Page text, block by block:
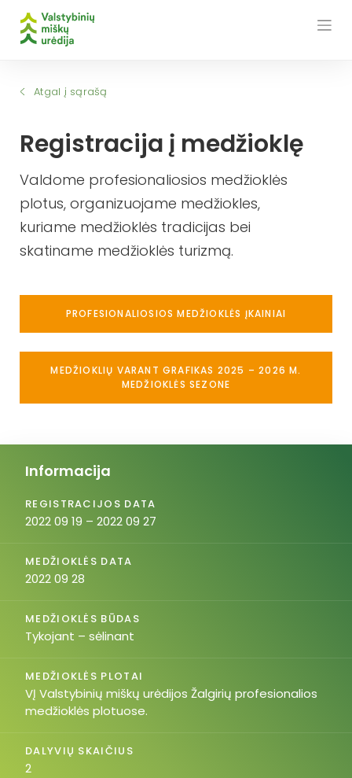
Atgal į sąrašą
Registracija į medžioklę
Valdome profesionaliosios medžioklės
plotus, organizuojame medžiokles,
kuriame medžioklės tradicijas bei
skatiname medžioklės turizmą.
PROFESIONALIOSIOS MEDŽIOKLĖS ĮKAINIAI
MEDŽIOKLIŲ VARANT GRAFIKAS 2025 – 2026 M.
MEDŽIOKLĖS SEZONE
Informacija
REGISTRACIJOS DATA
2022 09 19 – 2022 09 27
MEDŽIOKLĖS DATA
2022 09 28
MEDŽIOKLĖS BŪDAS
Tykojant – sėlinant
MEDŽIOKLĖS PLOTAI
VĮ Valstybinių miškų urėdijos Žalgirių profesionalios
medžioklės plotuose.
DALYVIŲ SKAIČIUS
2